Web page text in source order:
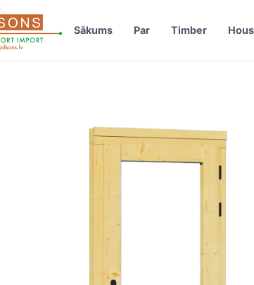
Sākums Par Timber